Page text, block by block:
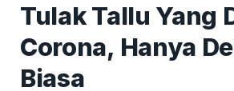
Tulak Tallu Yang
Corona, Hanya
Biasa